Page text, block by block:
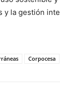
y la gestión
Corpocesa